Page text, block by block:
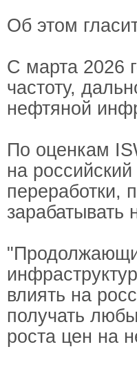
Об этом
С марта 2026
частоту,
нефтяной
По оценкам
на
переработки,
зарабатывать
влиять на
получать
роста цен на